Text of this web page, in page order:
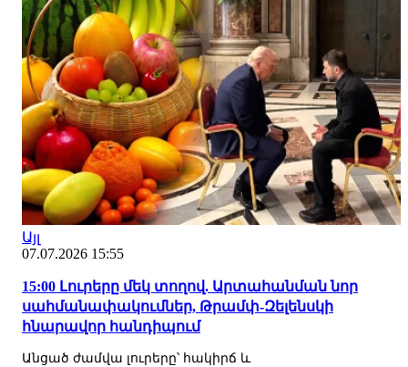
Այլ
07.07.2026 15:55
15:00 Լուրերը մեկ տողով. Արտահանման նոր
սահմանափակումներ, Թրամփ-Զելենսկի
հնարավոր հանդիպում
Անցած ժամվա լուրերը՝ հակիրճ և